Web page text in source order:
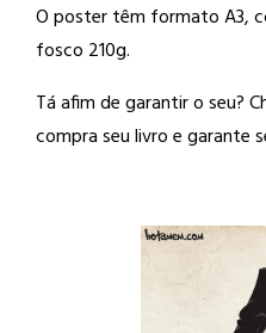
O poster têm formato A3,
fosco 210g.
Tá afim de garantir o seu?
compra seu livro e garante